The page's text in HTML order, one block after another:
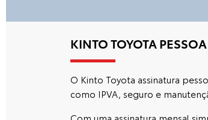
KINTO TOYOTA
O Kinto Toyota assinatura
como IPVA, seguro e